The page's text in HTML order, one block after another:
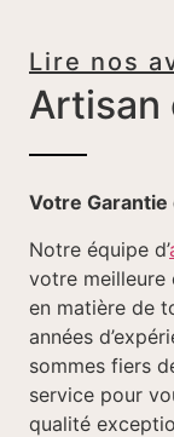
Lire nos
Artisan
Votre Garantie
Notre équipe d’
votre meilleure
en matière de
années
sommes fiers
service pour
qualité